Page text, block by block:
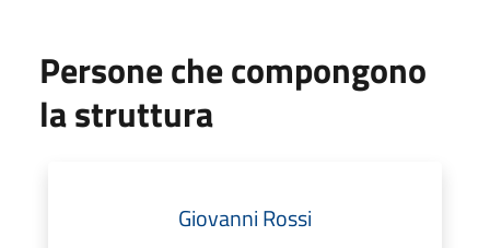
Persone che compongono
la struttura
Giovanni Rossi